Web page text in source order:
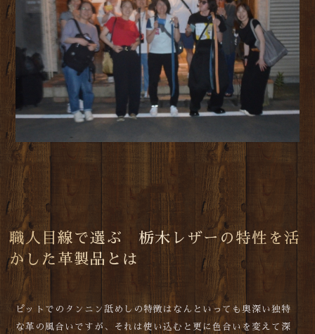
職人目線で選ぶ 栃木レザーの特性を活
かした革製品とは
ピットでのタンニン舐めしの特徴はなんといっても奥深い独特
な革の風合いですが、それは使い込むと更に色合いを変えて深